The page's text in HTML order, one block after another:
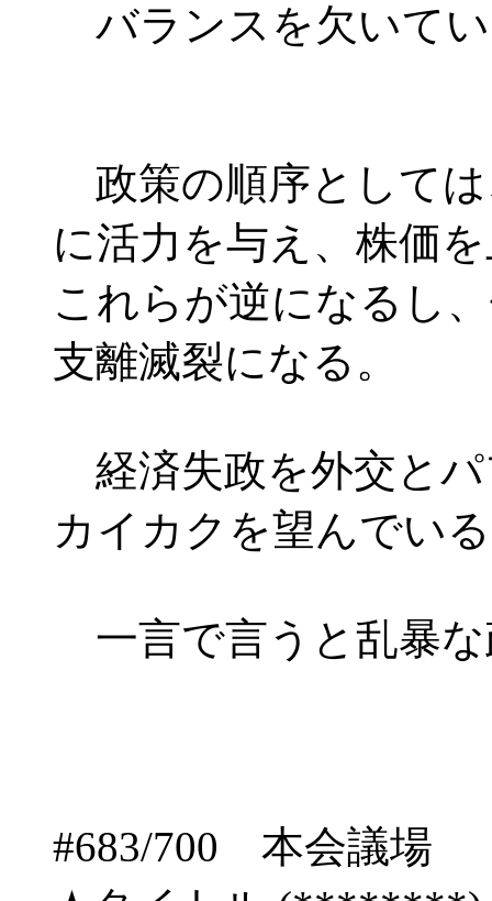
バランスを欠いて
政策の順序としては
に活力を与え、株価
これらが逆になるし
支離滅裂になる。
経済失政を外交と
カイカクを望んでい
一言で言うと乱暴な
#683/700 本会議場